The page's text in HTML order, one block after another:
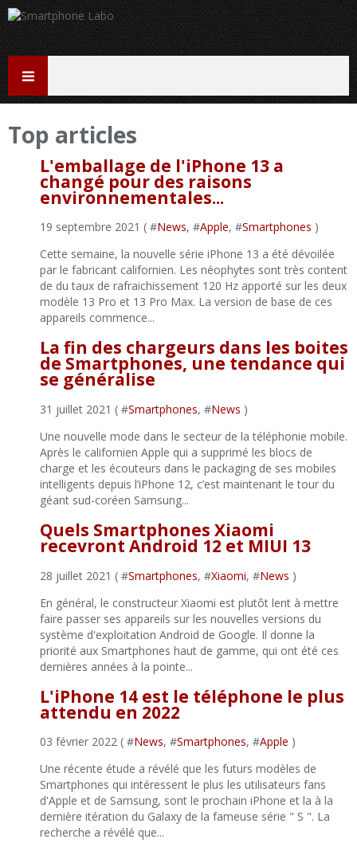
Top articles
L'emballage de l'iPhone 13 a
changé pour des raisons
environnementales...
19 septembre 2021 ( #News, #Apple, #Smartphones )
Cette semaine, la nouvelle série iPhone 13 a été dévoilée
par le fabricant californien. Les néophytes sont très content
de du taux de rafraichissement 120 Hz apporté sur les deux
modèle 13 Pro et 13 Pro Max. La version de base de ces
appareils commence...
La fin des chargeurs dans les boites
de Smartphones, une tendance qui
se généralise
31 juillet 2021 ( #Smartphones, #News )
Une nouvelle mode dans le secteur de la téléphonie mobile.
Après le californien Apple qui a supprimé les blocs de
charge et les écouteurs dans le packaging de ses mobiles
intelligents depuis l’iPhone 12, c’est maintenant le tour du
géant sud-coréen Samsung...
Quels Smartphones Xiaomi
recevront Android 12 et MIUI 13
28 juillet 2021 ( #Smartphones, #Xiaomi, #News )
En général, le constructeur Xiaomi est plutôt lent à mettre
faire passer ses appareils sur les nouvelles versions du
système d'exploitation Android de Google. Il donne la
priorité aux Smartphones haut de gamme, qui ont été ces
dernières années à la pointe...
L'iPhone 14 est le téléphone le plus
attendu en 2022
03 février 2022 ( #News, #Smartphones, #Apple )
Une récente étude a révélé que les futurs modèles de
Smartphones qui intéressent le plus les utilisateurs fans
d'Apple et de Samsung, sont le prochain iPhone et la à la
dernière itération du Galaxy de la fameuse série " S ". La
recherche a révélé que...